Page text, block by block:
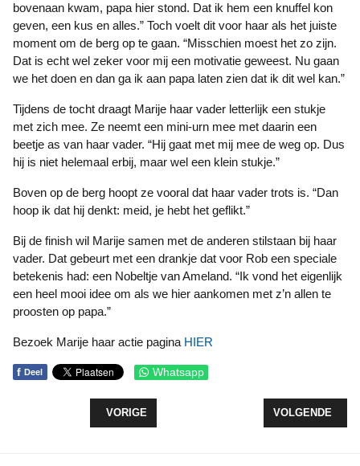
bovenaan kwam, papa hier stond. Dat ik hem een knuffel kon
geven, een kus en alles.” Toch voelt dit voor haar als het juiste
moment om de berg op te gaan. “Misschien moest het zo zijn.
Dat is echt wel zeker voor mij een motivatie geweest. Nu gaan
we het doen en dan ga ik aan papa laten zien dat ik dit wel kan.”
Tijdens de tocht draagt Marije haar vader letterlijk een stukje
met zich mee. Ze neemt een mini-urn mee met daarin een
beetje as van haar vader. “Hij gaat met mij mee de weg op. Dus
hij is niet helemaal erbij, maar wel een klein stukje.”
Boven op de berg hoopt ze vooral dat haar vader trots is. “Dan
hoop ik dat hij denkt: meid, je hebt het geflikt.”
Bij de finish wil Marije samen met de anderen stilstaan bij haar
vader. Dat gebeurt met een drankje dat voor Rob een speciale
betekenis had: een Nobeltje van Ameland. “Ik vond het eigenlijk
een heel mooi idee om als we hier aankomen met z’n allen te
proosten op papa.”
Bezoek Marije haar actie pagina HIER
f Deel Whatsapp
VORIG ARTIKEL: OPEN DAG LAAT
VORIGE VOLGENDE
VOLGENDE